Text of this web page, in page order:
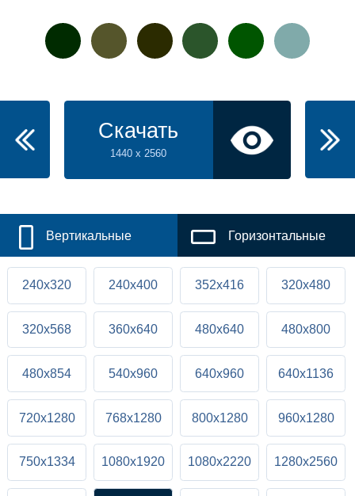
Скачать
1440 x 2560
Вертикальные Горизонтальные
240x320 240x400 352x416 320x480
320x568 360x640 480x640 480x800
480x854 540x960 640x960 640x1136
720x1280 768x1280 800x1280 960x1280
750x1334 1080x1920 1080x2220 1280x2560